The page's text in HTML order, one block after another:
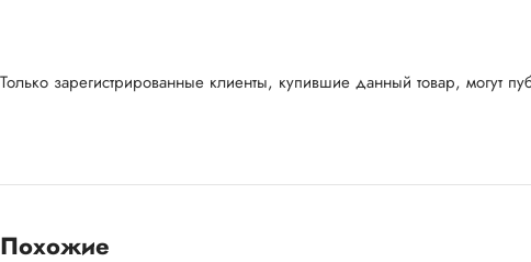
Только зарегистрированные клиенты, купившие данный товар, могут
Похожие